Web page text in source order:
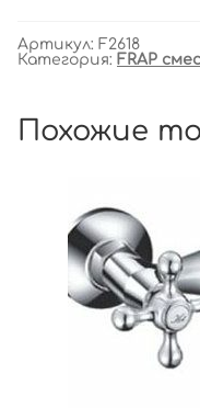
Артикул: F2618
Категория: FRAP
Похожие